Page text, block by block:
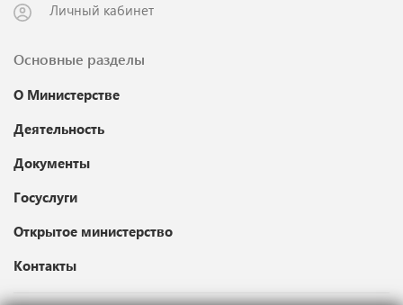
Личный кабинет
Основные разделы
О Министерстве
Деятельность
Документы
Госуслуги
Открытое министерство
Контакты